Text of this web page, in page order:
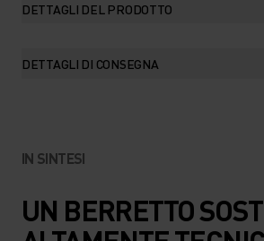
DETTAGLI DEL PRODOTTO
DETTAGLI DI CONSEGNA
IN SINTESI
UN BERRETTO